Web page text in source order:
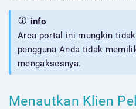
info
Area portal ini mungkin
pengguna Anda tidak
mengaksesnya.
Menautkan Klien